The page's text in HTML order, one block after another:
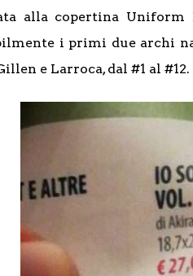
alla copertina
i primi due archi
e Larroca, dal #1 al #12.